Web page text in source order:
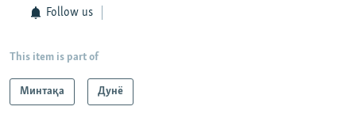
Follow us
This item is part of
Минтақа Дунë